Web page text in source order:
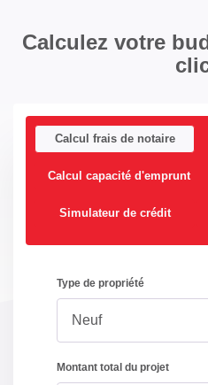
Calculez votre
Calcul frais de notaire
Calcul capacité d'emprunt
Simulateur de crédit